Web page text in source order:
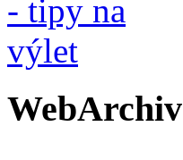
WebArchiv